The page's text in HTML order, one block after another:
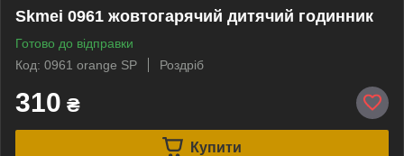
Skmei 0961 жовтогарячий дитячий годинник
Готово до відправки
Код: 0961 orange SP
Роздріб
310 ₴
Купити